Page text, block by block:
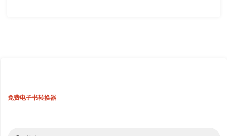
免费电子书转换器